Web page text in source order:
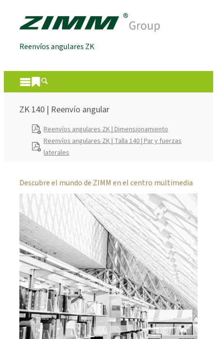
Reenvíos angulares ZK
ZK 140 | Reenvío angular
Reenvíos angulares ZK | Dimensionamiento
Reenvíos angulares ZK | Talla 140 | Par y fuerzas
laterales
Descubre el mundo de ZIMM en el centro multimedia